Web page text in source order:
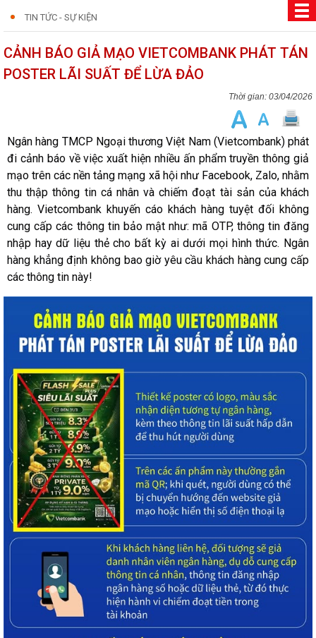
TIN TỨC - SỰ KIỆN
CẢNH BÁO GIẢ MẠO VIETCOMBANK PHÁT TÁN
POSTER LÃI SUẤT ĐỂ LỪA ĐẢO
03/04/2026
Ngân hàng TMCP Ngoại thương Việt Nam (Vietcombank) phát
đi cảnh báo về việc xuất hiện nhiều ấn phẩm truyền thông giả
mạo trên các nền tảng mạng xã hội như Facebook, Zalo, nhằm
thu thập thông tin cá nhân và chiếm đoạt tài sản của khách
hàng. Vietcombank khuyến cáo khách hàng tuyệt đối không
cung cấp các thông tin bảo mật như: mã OTP, thông tin đăng
nhập hay dữ liệu thẻ cho bất kỳ ai dưới mọi hình thức. Ngân
hàng khẳng định không bao giờ yêu cầu khách hàng cung cấp
các thông tin này!